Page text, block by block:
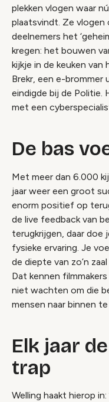
plekken vlogen waar
plaatsvindt. Ze vlogen
deelnemers het
kregen: het bouwen
kijkje in de keuken van
Brekr, een e-brommer
eindigde bij de Politie.
met een
De bas
Met meer dan 6.000
jaar weer een groot
enorm positief op
de live feedback van
terugkrijgen, daar doe
fysieke ervaring. Je
de diepte van zo’n
Dat kennen
niet wachten om die
mensen naar binnen te
Elk jaar
trap
Welling haakt hierop